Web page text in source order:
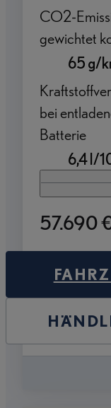
CO2-
gewichtet
65 g/
bei
Batterie
6,4 l/
57.690